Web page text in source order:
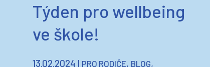
Týden pro wellbeing
ve škole!
13.02.2024 | PRO RODIČE, BLOG,